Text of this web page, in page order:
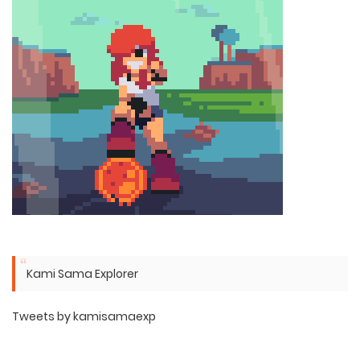
Kami Sama Explorer
Tweets by kamisamaexp